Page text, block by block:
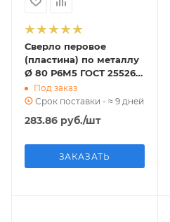
Сверло перовое
(пластина) по металлу
Ø 80 Р6М5 ГОСТ 25526-
82 (2000-1256)
Под заказ
Срок поставки - ≈ 9 дней
283.86 руб./шт
ЗАКАЗАТЬ